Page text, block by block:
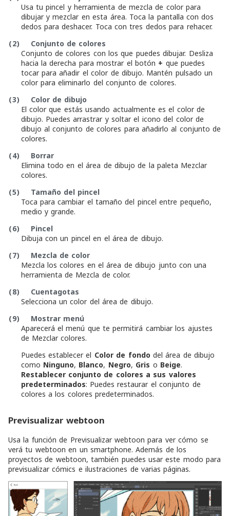
Usa tu pincel y herramienta de mezcla de color para
dibujar y mezclar en esta área. Toca la pantalla con dos
dedos para deshacer. Toca con tres dedos para rehacer.
(2)
Conjunto de colores
Conjunto de colores con los que puedes dibujar. Desliza
hacia la derecha para mostrar el botón + que puedes
tocar para añadir el color de dibujo. Mantén pulsado un
color para eliminarlo del conjunto de colores.
(3)
Color de dibujo
El color que estás usando actualmente es el color de
dibujo. Puedes arrastrar y soltar el icono del color de
dibujo al conjunto de colores para añadirlo al conjunto de
colores.
(4)
Borrar
Elimina todo en el área de dibujo de la paleta Mezclar
colores.
(5)
Tamaño del pincel
Toca para cambiar el tamaño del pincel entre pequeño,
medio y grande.
(6)
Pincel
Dibuja con un pincel en el área de dibujo.
(7)
Mezcla de color
Mezcla los colores en el área de dibujo junto con una
herramienta de Mezcla de color.
(8)
Cuentagotas
Selecciona un color del área de dibujo.
(9)
Mostrar menú
Aparecerá el menú que te permitirá cambiar los ajustes
de Mezclar colores.
Puedes establecer el Color de fondo del área de dibujo
como Ninguno, Blanco, Negro, Gris o Beige.
Restablecer conjunto de colores a sus valores
predeterminados: Puedes restaurar el conjunto de
colores a los colores predeterminados.
Previsualizar webtoon
Usa la función de Previsualizar webtoon para ver cómo se
verá tu webtoon en un smartphone. Además de los
proyectos de webtoon, también puedes usar este modo para
previsualizar cómics e ilustraciones de varias páginas.